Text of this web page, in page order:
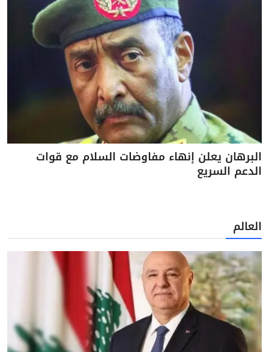
البرهان يعلن إنهاء مفاوضات السلام مع قوات
الدعم السريع
العالم